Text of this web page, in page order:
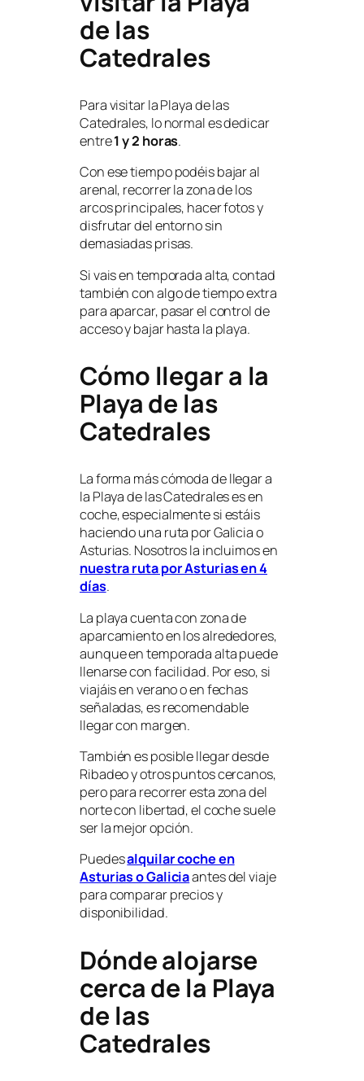
de las
Catedrales
Para visitar la Playa de las
Catedrales, lo normal es dedicar
entre1 y 2 horas.
Con ese tiempo podéis bajar al
arenal, recorrer la zona de los
arcos principales, hacer fotos y
disfrutar del entorno sin
demasiadas prisas.
Si vais en temporada alta, contad
también con algo de tiempo extra
para aparcar, pasar el control de
acceso y bajar hasta la playa.
Cómo llegar a la
Playa de las
Catedrales
La forma más cómoda de llegar a
la Playa de las Catedrales es en
coche, especialmente si estáis
haciendo una ruta por Galicia o
Asturias. Nosotros la incluimos en
nuestra ruta por Asturias en 4
días.
La playa cuenta con zona de
aparcamiento en los alrededores,
aunque en temporada alta puede
llenarse con facilidad. Por eso, si
viajáis en verano o en fechas
señaladas, es recomendable
llegar con margen.
También es posible llegar desde
Ribadeo y otros puntos cercanos,
pero para recorrer esta zona del
norte con libertad, el coche suele
ser la mejor opción.
Puedesalquilar coche en
Asturias o Galiciaantes del viaje
para comparar precios y
disponibilidad.
Dónde alojarse
cerca de la Playa
de las
Catedrales